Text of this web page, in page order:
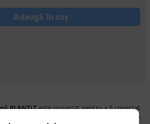
PLANTiTeste proiectat pentru a fi conectat
poate fi folosit și pentru irigarea gravitațională